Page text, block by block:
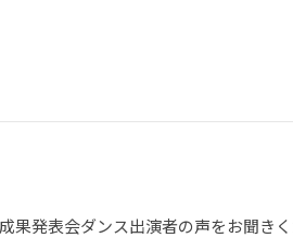
発表会ダンス出演者の声をお聞き